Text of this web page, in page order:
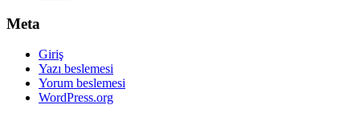
Meta
Giriş
Yazı beslemesi
Yorum beslemesi
WordPress.org